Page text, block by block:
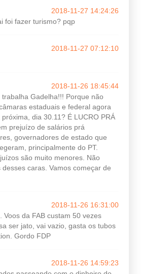
2018-11-27 14:24:26
foi fazer turismo? pqp
2018-11-27 07:12:10
2018-11-26 18:45:44
Gadelha!!! Porque não
estaduais e federal agora
dia 30.11? É LUCRO PRÁ
prejuízo de salários prá
governadores de estado que
principalmente do PT.
são muito menores. Não
desses caras. Vamos começar de
2018-11-26 16:31:00
Voos da FAB custam 50 vezes
ser jato, vai vazio, gasta os tubos
Gordo FDP
2018-11-26 14:59:23